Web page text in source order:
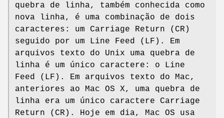
quebra de linha, também conhecida como
nova linha, é uma combinação de dois
caracteres: um Carriage Return (CR)
seguido por um Line Feed (LF). Em
arquivos texto do Unix uma quebra de
linha é um único caractere: o Line
Feed (LF). Em arquivos texto do Mac,
anteriores ao Mac OS X, uma quebra de
linha era um único caractere Carriage
Return (CR). Hoje em dia, Mac OS usa